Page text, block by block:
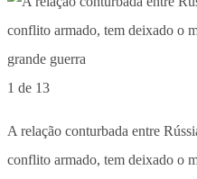
1 de 13
A relação conturbada entre
conflito armado, tem deixado o